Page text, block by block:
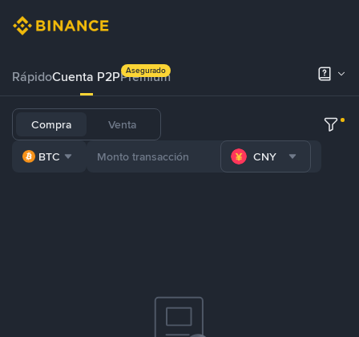
RápidoCuenta P2PPrémium
Asegurado
Compra Venta
BTC CNY